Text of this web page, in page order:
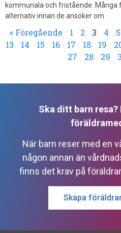
kommunala och fristående.
alternativ innan de ansöker om
« Föregående 1 2 3 4 5
13
14 15 16 17 18 19
27
28 29
Ska ditt barn resa?
När barn reser med en
någon annan än
finns det krav på
Skapa